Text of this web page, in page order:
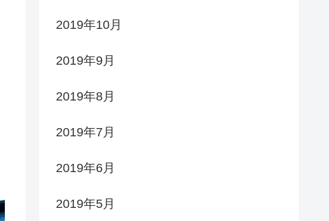
2019年10月
2019年9月
2019年8月
2019年7月
2019年6月
2019年5月